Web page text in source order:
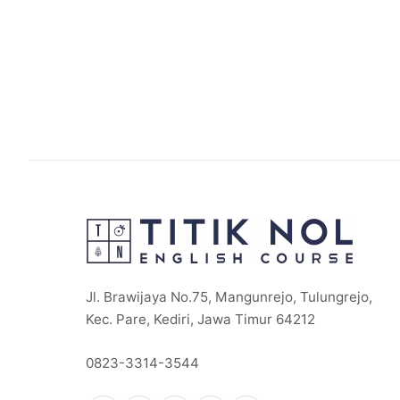
Jl. Brawijaya No.75, Mangunrejo, Tulungrejo,
Kec. Pare, Kediri, Jawa Timur 64212
0823-3314-3544